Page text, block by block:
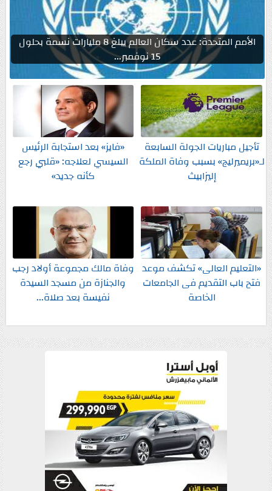
الأمم المتحدة: عدد سكان العالم يبلغ 8 مليارات نسمة بحلول
15 نوفمبر...
تأجيل مباريات الجولة السابعة
لـ«بريميرليج» بسبب وفاة الملكة
إليزابيث
«فايز» بعد استجابة الرئيس
السيسي لعلاجه: «قلبي رجع
كأنه جديد»
«التعليم العالى» تكشف موعد
فتح باب التقديم فى الجامعات
الخاصة
وفاة مالك مجموعة أولاد رجب
والجنازة من مسجد السيدة
نفيسة بعد صلاة...